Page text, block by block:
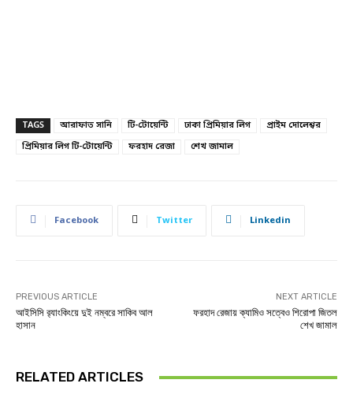
TAGS আরাফাত সানি টি-টোয়েন্টি ঢাকা প্রিমিয়ার লিগ
প্রাইম দোলেশ্বর
প্রিমিয়ার লিগ টি-টোয়েন্টি
ফরহাদ রেজা শেখ জামাল
Facebook Twitter Linkedin
PREVIOUS ARTICLE
আইসিসি র‍্যাংকিংয়ে দুই নম্বরে সাকিব আল
হাসান
NEXT ARTICLE
ফরহাদ রেজায় ক্যামিও সত্বেও শিরোপা জিতল
শেখ জামাল
RELATED ARTICLES